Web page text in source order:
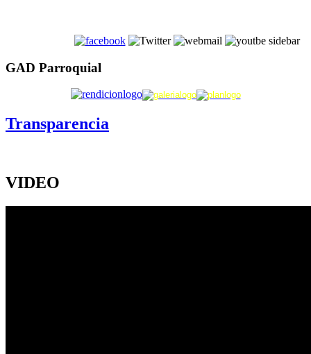
GAD Parroquial
Transparencia
VIDEO